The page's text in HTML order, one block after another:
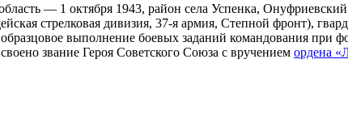
— 1 октября 1943, район села Успенка,
стрелковая дивизия, 37-я армия, Степной фронт),
образцовое выполнение боевых заданий командования при
звание Героя Советского Союза с вручением ордена